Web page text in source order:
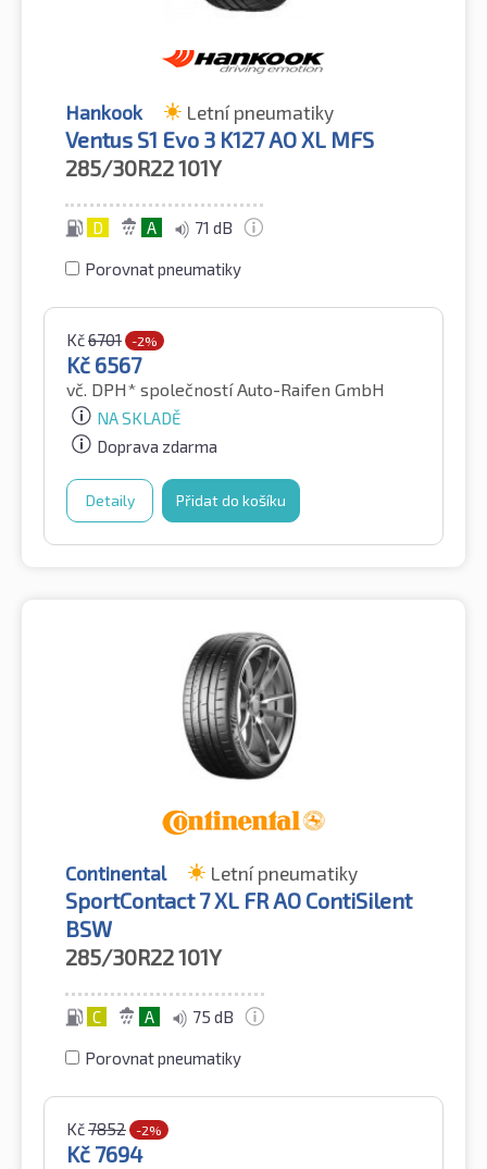
Hankook Letní pneumatiky
Ventus S1 Evo 3 K127 AO XL MFS
285/30R22101Y
D A 71 dB
Porovnat pneumatiky
Kč6701 -2%
Kč 6567
vč. DPH* společností Auto-Raifen GmbH
NA SKLADĚ
Doprava zdarma
Detaily Přidat do košíku
Continental Letní pneumatiky
SportContact 7 XL FR AO ContiSilent
BSW
285/30R22101Y
C A 75 dB
Porovnat pneumatiky
Kč7852 -2%
Kč 7694